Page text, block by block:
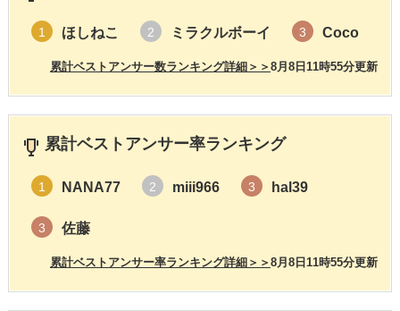
1 ほしねこ 2 ミラクルボーイ 3 Coco
8月8日11時55分更新
累計ベストアンサー数ランキング詳細＞＞
累計ベストアンサー率ランキング
1 NANA77 2 miii966 3 hal39
3 佐藤
8月8日11時55分更新
累計ベストアンサー率ランキング詳細＞＞